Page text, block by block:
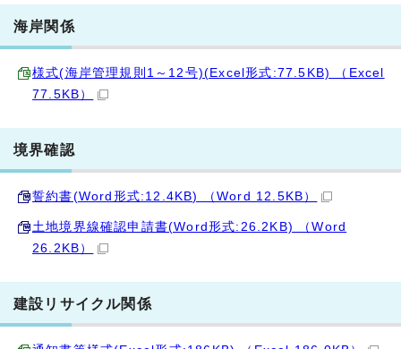
海岸関係
様式(海岸管理規則1～12号)(Excel形式:77.5KB) （Excel
77.5KB）
境界確認
誓約書(Word形式:12.4KB) （Word 12.5KB）
土地境界線確認申請書(Word形式:26.2KB) （Word
26.2KB）
建設リサイクル関係